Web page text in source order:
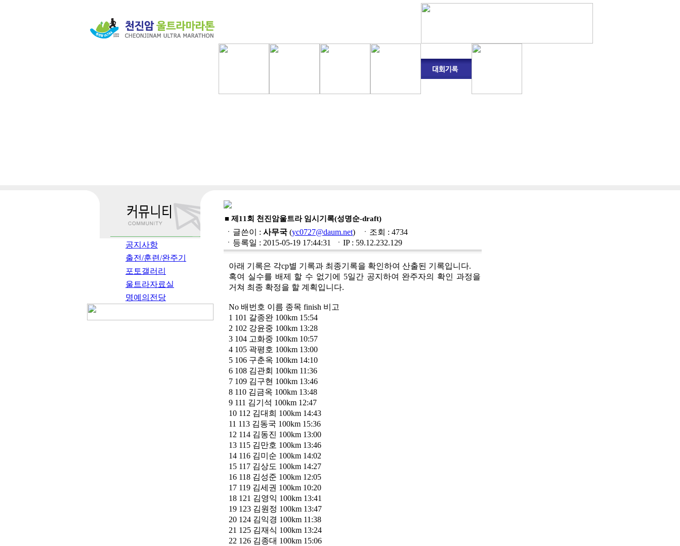
공지사항
출전/훈련/완주기
포토갤러리
울트라자료실
명예의전당
■ 제11회 천진암울트라 임시기록(성명순-draft)
ㆍ글쓴이 : 사무국 (yc0727@daum.net) ㆍ조회 : 4734
ㆍ등록일 : 2015-05-19 17:44:31 ㆍIP : 59.12.232.129
아래 기록은 각cp별 기록과 최종기록을 확인하여 산출된 기록입니다.
혹여 실수를 배제 할 수 없기에 5일간 공지하여 완주자의 확인 과정을
거쳐 최종 확정을 할 계획입니다.
No 배번호 이름 종목 finish 비고
1 101 갈종완 100km 15:54
2 102 강윤중 100km 13:28
3 104 고화중 100km 10:57
4 105 곽평호 100km 13:00
5 106 구춘옥 100km 14:10
6 108 김관회 100km 11:36
7 109 김구현 100km 13:46
8 110 김금옥 100km 13:48
9 111 김기석 100km 12:47
10 112 김대희 100km 14:43
11 113 김동국 100km 15:36
12 114 김동진 100km 13:00
13 115 김만호 100km 13:46
14 116 김미순 100km 14:02
15 117 김상도 100km 14:27
16 118 김성준 100km 12:05
17 119 김세권 100km 10:20
18 121 김영익 100km 13:41
19 123 김원정 100km 13:47
20 124 김익경 100km 11:38
21 125 김재식 100km 13:24
22 126 김종대 100km 15:06